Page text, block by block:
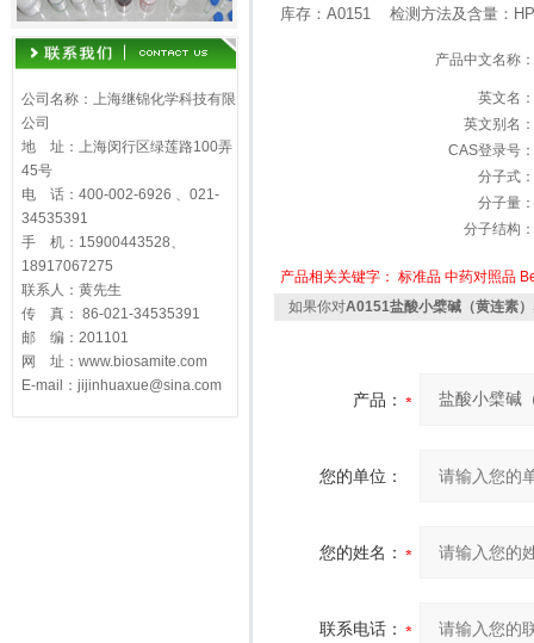
公司名称：上海继锦化学科技有限
公司
地 址：上海闵行区绿莲路100弄
45号
电 话：400-002-6926 、021-
34535391
手 机：15900443528、
18917067275
联系人：黄先生
传 真： 86-021-34535391
邮 编：201101
网 址：www.biosamite.com
E-mail：jijinhuaxue@sina.com
库存：A0151 检测方法及含量：
产品中文名称：
英文名：
英文别名：
CAS登录号：
分子式：
分子量：
分子结构：
产品相关关键字： 标准品 中药对照品
如果你对A0151盐酸小檗碱（黄连素）
产品：
您的单位：
您的姓名：
联系电话：